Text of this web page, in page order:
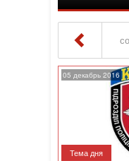
05 декабрь 2016
Тема дня